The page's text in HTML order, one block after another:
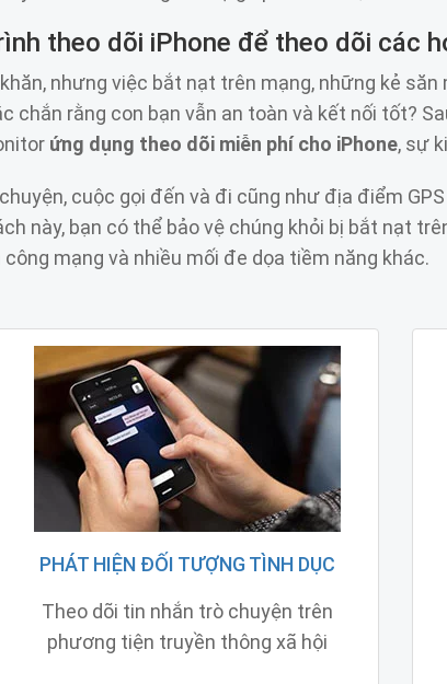
theo dõi iPhone để theo dõi các
nhưng việc bắt nạt trên mạng, những kẻ
chắn rằng con bạn vẫn an toàn và kết nối tốt?
ứng dụng theo dõi miễn phí cho iPhone, sự
cuộc gọi đến và đi cũng như địa điểm
này, bạn có thể bảo vệ chúng khỏi bị bắt nạt
công mạng và nhiều mối đe dọa tiềm năng khác.
PHÁT HIỆN ĐỐI TƯỢNG TÌNH DỤC
Theo dõi tin nhắn trò chuyện trên
phương tiện truyền thông xã hội